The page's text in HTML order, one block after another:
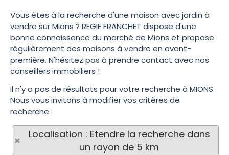
Vous êtes à la recherche d'une maison avec jardin à
vendre sur Mions ? REGIE FRANCHET dispose d'une
bonne connaissance du marché de Mions et propose
régulièrement des maisons à vendre en avant-
première. N'hésitez pas à prendre contact avec nos
conseillers immobiliers !
Il n'y a pas de résultats pour votre recherche à MIONS.
Nous vous invitons à modifier vos critères de
recherche :
Localisation : Etendre la recherche dans
un rayon de 5 km